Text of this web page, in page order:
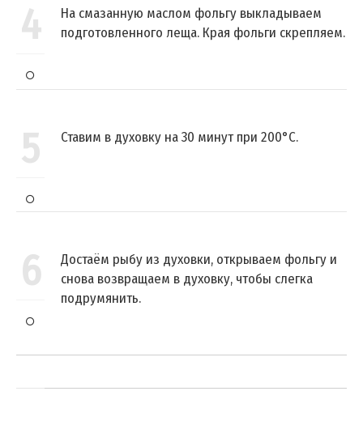
4
На смазанную маслом фольгу выкладываем
подготовленного леща. Края фольги скрепляем.
5 Ставим в духовку на 30 минут при 200°С.
6
Достаём рыбу из духовки, открываем фольгу и
снова возвращаем в духовку, чтобы слегка
подрумянить.